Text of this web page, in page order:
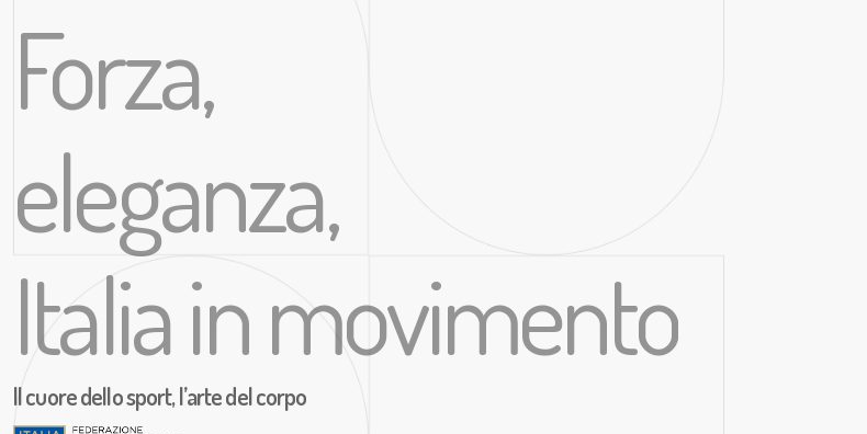
Forza,
eleganza,
Italia in movimento
Il cuore dello sport, l’arte del corpo